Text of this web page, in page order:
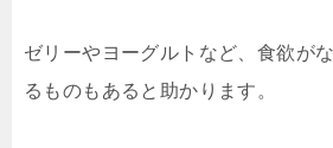
ゼリーやヨーグルトなど、食欲が
るものもあると助かります。